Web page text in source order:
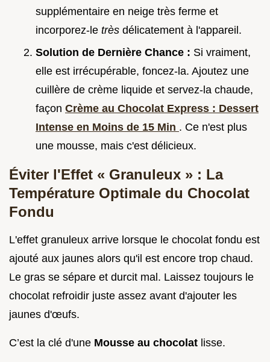
supplémentaire en neige très ferme et
incorporez-le très délicatement à l'appareil.
Solution de Dernière Chance : Si vraiment,
elle est irrécupérable, foncez-la. Ajoutez une
cuillère de crème liquide et servez-la chaude,
façon Crème au Chocolat Express : Dessert
Intense en Moins de 15 Min . Ce n'est plus
une mousse, mais c'est délicieux.
Éviter l'Effet « Granuleux » : La
Température Optimale du Chocolat
Fondu
L'effet granuleux arrive lorsque le chocolat fondu est
ajouté aux jaunes alors qu'il est encore trop chaud.
Le gras se sépare et durcit mal. Laissez toujours le
chocolat refroidir juste assez avant d'ajouter les
jaunes d'œufs.
C’est la clé d'une Mousse au chocolat lisse.